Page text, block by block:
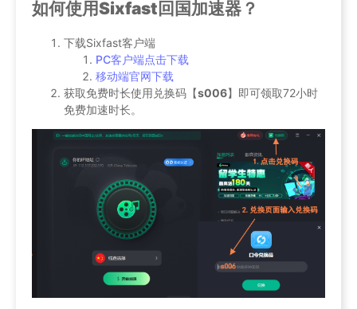
如何使用Sixfast回国加速器？
下载Sixfast客户端
PC客户端点击下载
移动端官网下载
获取免费时长使用兑换码【s006】即可领取72小时
免费加速时长。